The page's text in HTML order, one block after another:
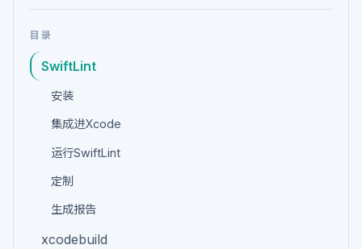
目录
SwiftLint
安装
集成进Xcode
运行SwiftLint
定制
生成报告
xcodebuild